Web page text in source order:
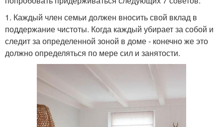
1. Каждый член семьи должен вносить свой вклад в
поддержание чистоты. Когда каждый убирает за собой и
следит за определенной зоной в доме - конечно же это
должно определяться по мере сил и занятости.